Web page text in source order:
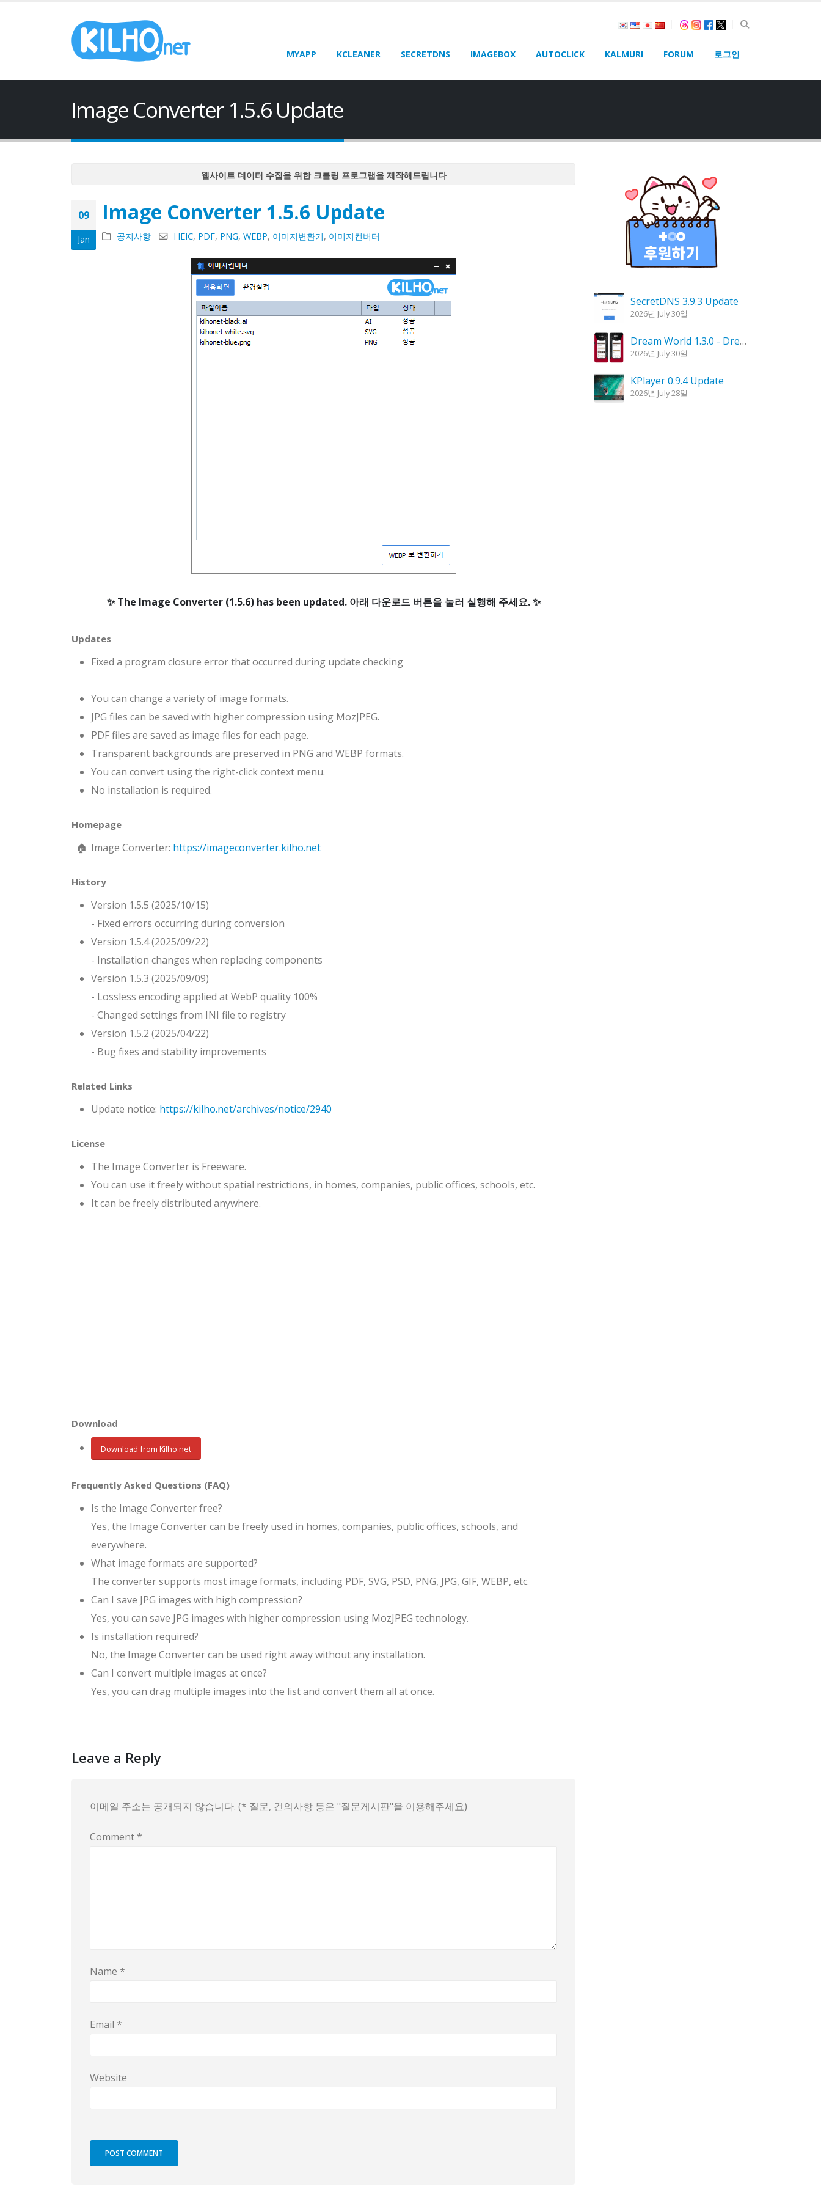
MYAPP KCLEANER SECRETDNS IMAGEBOX AUTOCLICK KALMURI FORUM 로그인
Image Converter 1.5.6 Update
웹사이트 데이터 수집을 위한 크롤링 프로그램을 제작해드립니다
웹사이트 데이터 수집을 위한 크롤링 프로그램을 제작해드립니다
웹사이트 데이터 수집을 위한 크롤링 프로그램을 제작해드립니다
09
Jan
Image Converter 1.5.6 Update
공지사항 HEIC, PDF, PNG, WEBP, 이미지변환기, 이미지컨버터
The Image Converter (1.5.6) has been updated.
Updates
Fixed a program closure error that occurred during update checking
You can change a variety of image formats.
JPG files can be saved with higher compression using MozJPEG.
PDF files are saved as image files for each page.
Transparent backgrounds are preserved in PNG and WEBP formats.
You can convert using the right-click context menu.
No installation is required.
Homepage
Image Converter: https://imageconverter.kilho.net
History
Version 1.5.5 (2025/10/15)
- Fixed errors occurring during conversion
Version 1.5.4 (2025/09/22)
- Installation changes when replacing components
Version 1.5.3 (2025/09/09)
- Lossless encoding applied at WebP quality 100%
- Changed settings from INI file to registry
Version 1.5.2 (2025/04/22)
- Bug fixes and stability improvements
Related Links
Update notice: https://kilho.net/archives/notice/2940
License
The Image Converter is Freeware.
You can use it freely without spatial restrictions, in homes, companies, public offices, schools, etc.
It can be freely distributed anywhere.
Download
Download from Kilho.net
Frequently Asked Questions (FAQ)
Is the Image Converter free?
Yes, the Image Converter can be freely used in homes, companies, public offices, schools, and
everywhere.
What image formats are supported?
The converter supports most image formats, including PDF, SVG, PSD, PNG, JPG, GIF, WEBP, etc.
Can I save JPG images with high compression?
Yes, you can save JPG images with higher compression using MozJPEG technology.
Is installation required?
No, the Image Converter can be used right away without any installation.
Can I convert multiple images at once?
Yes, you can drag multiple images into the list and convert them all at once.
Leave a Reply
이메일 주소는 공개되지 않습니다. (* 질문, 건의사항 등은 "질문게시판"을 이용해주세요)
Comment *
Name *
Email *
Website
SecretDNS 3.9.3 Update
2026년 July 30일
Dream World 1.3.0 - Dream Interpretation, Dream Analysis
2026년 July 30일
KPlayer 0.9.4 Update
2026년 July 28일